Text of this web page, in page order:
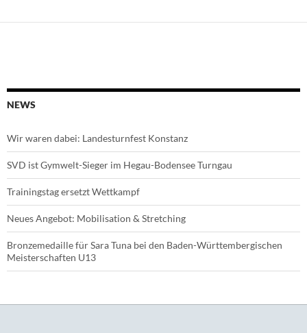
NEWS
Wir waren dabei: Landesturnfest Konstanz
SVD ist Gymwelt-Sieger im Hegau-Bodensee Turngau
Trainingstag ersetzt Wettkampf
Neues Angebot: Mobilisation & Stretching
Bronzemedaille für Sara Tuna bei den Baden-Württembergischen
Meisterschaften U13